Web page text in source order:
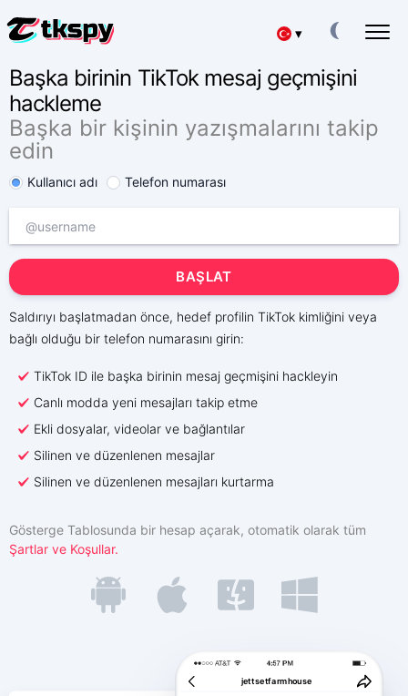
▾
Deutsch
Español
日本
Portuguese (Brazil)
Хинди हिन्दी
Italiano
English
TIKTOK SOHBETLERINI HACKLEYIN
Başkalarının Yazışmalarını Okuyun
TIKTOK'U GERI YÜKLE
Silinen Sohbeti Çevrimiçi Kurtarma
TIKTOK'TA KONUMU TAKIP ET
Takip Uygulaması
TIKTOK ABONE OLUŞTURUCU
Daha Fazla Abone Ekleyin
Sorular
Ortaklık Programı
Özellikler
Yorumlar
Başka birinin TikTok mesaj geçmişini
hackleme
Başka bir kişinin yazışmalarını takip
edin
Kullanıcı adı Telefon numarası
BAŞLAT
Saldırıyı başlatmadan önce, hedef profilin TikTok kimliğini veya
bağlı olduğu bir telefon numarasını girin:
TikTok ID ile başka birinin mesaj geçmişini hackleyin
Canlı modda yeni mesajları takip etme
Ekli dosyalar, videolar ve bağlantılar
Silinen ve düzenlenen mesajlar
Silinen ve düzenlenen mesajları kurtarma
Gösterge Tablosunda bir hesap açarak, otomatik olarak tüm
Şartlar ve Koşullar.
jettsetfarmhouse